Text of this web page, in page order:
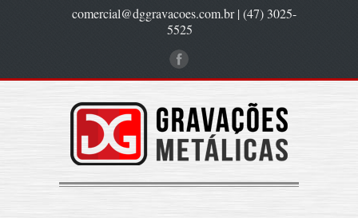
comercial@dggravacoes.com.br | (47) 3025-
5525